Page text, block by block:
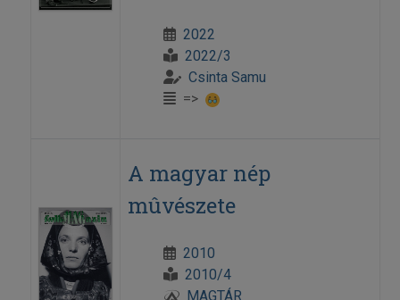
2022
2022/3
Csinta Samu
=>
A magyar nép
mûvészete
2010
2010/4
MAGTÁR